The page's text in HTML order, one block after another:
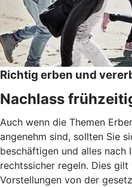
Richtig erben und
Nachlass
Auch wenn die Themen
angenehm sind, sollten Sie
beschäftigen und alles nach
rechtssicher regeln. Dies
Vorstellungen von der